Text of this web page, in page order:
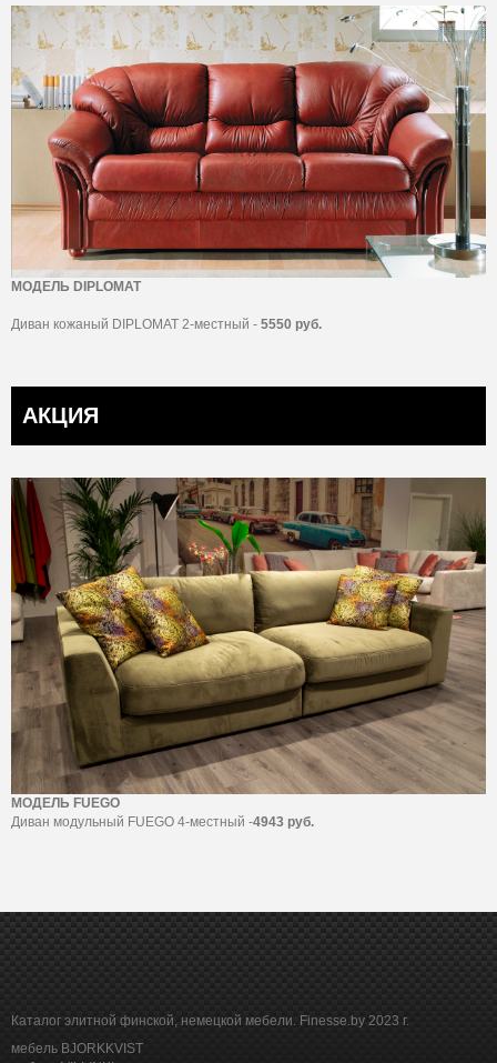
МОДЕЛЬ DIPLOMAT
Диван кожаный DIPLOMAT 2-местный - 5550 руб.
АКЦИЯ
МОДЕЛЬ FUEGO
Диван модульный FUEGO 4-местный -4943 руб.
Каталог элитной финской, немецкой мебели. Finesse.by 2023 г.
мебель BJORKKVIST